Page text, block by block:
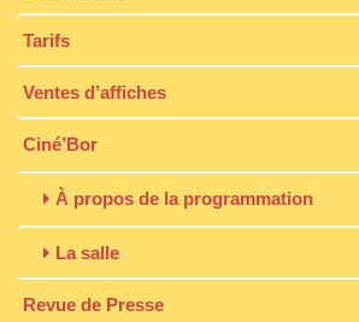
Tarifs
Ventes d’affiches
Ciné’Bor
À propos de la programmation
La salle
Revue de Presse